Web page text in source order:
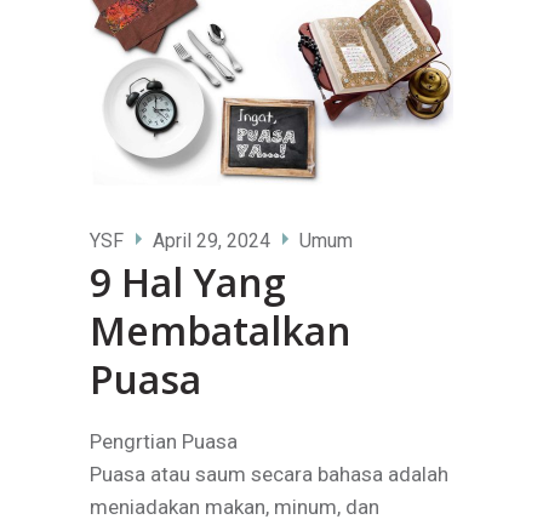
YSF April 29, 2024 Umum
9 Hal Yang
Membatalkan
Puasa
Pengrtian Puasa
Puasa atau saum secara bahasa adalah
meniadakan makan, minum, dan